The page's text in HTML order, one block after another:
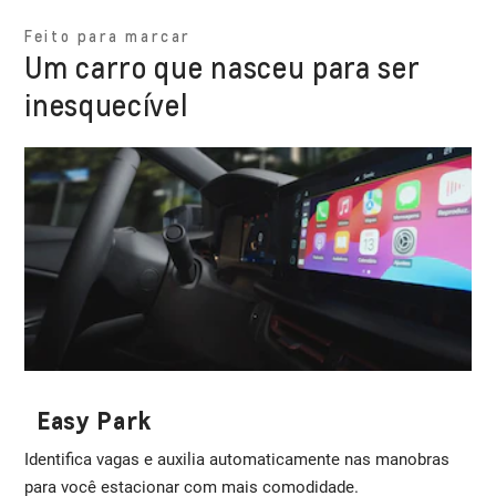
Feito para marcar
Um carro que nasceu para ser
inesquecível
Easy Park
Identifica vagas e auxilia automaticamente nas manobras
para você estacionar com mais comodidade.